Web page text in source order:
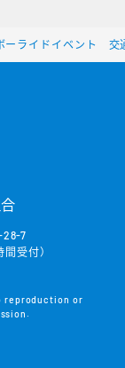
ーライドイベント 交
28-7
受付）
reproduction or